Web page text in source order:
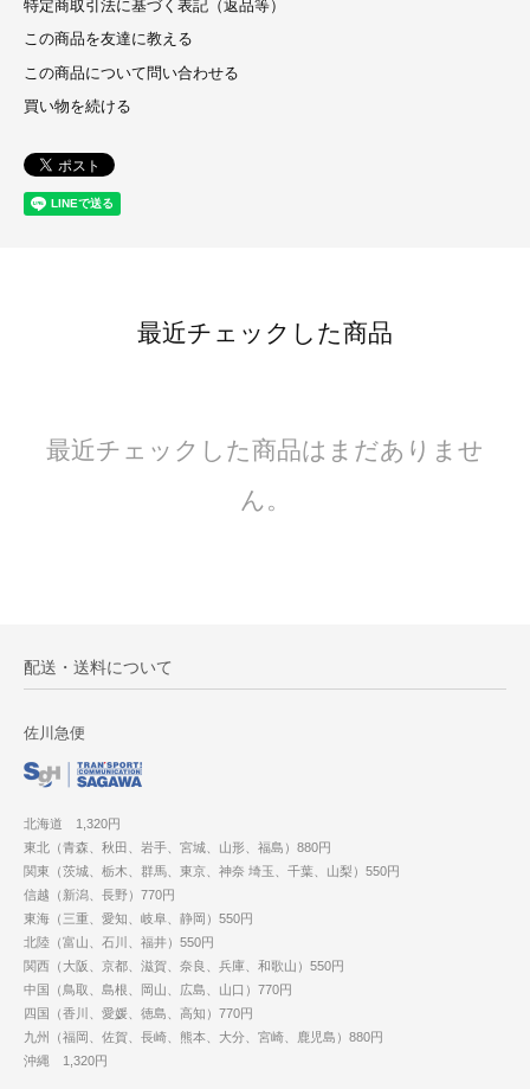
特定商取引法に基づく表記（返品等）
この商品を友達に教える
この商品について問い合わせる
買い物を続ける
最近チェックした商品
最近チェックした商品はまだありませ
ん。
配送・送料について
佐川急便
北海道 1,320円
東北（青森、秋田、岩手、宮城、山形、福島）880円
関東（茨城、栃木、群馬、東京、神奈 埼玉、千葉、山梨）550円
信越（新潟、長野）770円
東海（三重、愛知、岐阜、静岡）550円
北陸（富山、石川、福井）550円
関西（大阪、京都、滋賀、奈良、兵庫、和歌山）550円
中国（鳥取、島根、岡山、広島、山口）770円
四国（香川、愛媛、徳島、高知）770円
九州（福岡、佐賀、長崎、熊本、大分、宮崎、鹿児島）880円
沖縄 1,320円